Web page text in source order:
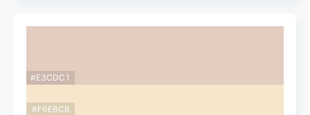
#E3CDC1
#F6E6CB